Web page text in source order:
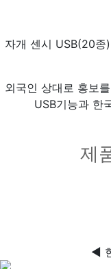
자개 센시 USB(20종
외국인 상대로 홍보
USB기능과 한
제
◀